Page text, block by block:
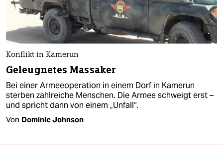
Konflikt in Kamerun
Geleugnetes Massaker
Bei einer Armeeoperation in einem Dorf in Kamerun
sterben zahlreiche Menschen. Die Armee schweigt erst –
und spricht dann von einem „Unfall“.
Von Dominic Johnson